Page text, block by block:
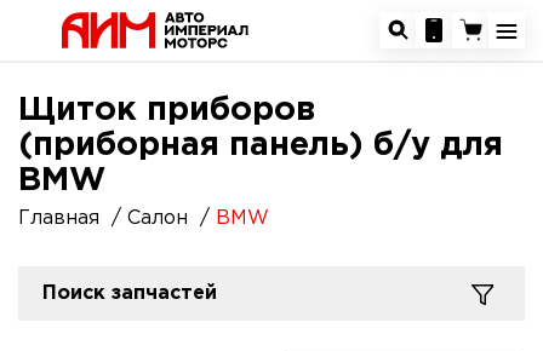
Щиток приборов
(приборная панель) б/у для
BMW
Главная Салон BMW
Поиск запчастей